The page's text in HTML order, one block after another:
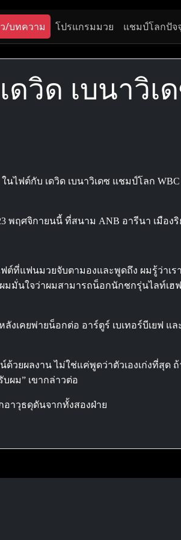
/บทความ โปรแกรมมวย แชมป์โลกปัจ
วิด เบนาวิเ
ฟต์กับ เดวิด เบนาวิเดซ แชมป์โลก WBC
พฤศจิกายนนี้ ที่สนาม ANB อารีนา เมือง
ต์ที่แฟนมวยจับตามองและพูดถึง ผมรู้ว่าเ
มั่นใจว่าผมสามารถน็อกนักชกรุ่นไลท์เฮ
คยพ่ายน็อกต่อ อาร์ตูร์ เบเทอร์บีเยฟ แล
ยผลงาน ไม่ใช่แค่พูดว่าตัวเองเก่งที่สุด
ผม” เขากล่าวต่อ
อาวุธดุดันจากทั้งสองฝ่าย